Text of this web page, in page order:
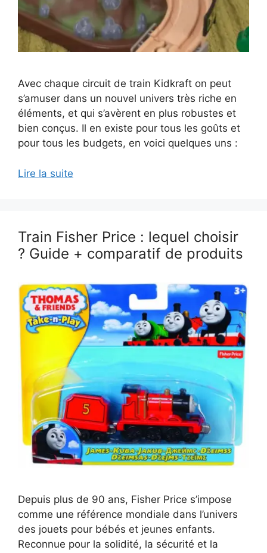
Avec chaque circuit de train Kidkraft on peut
s’amuser dans un nouvel univers très riche en
éléments, et qui s’avèrent en plus robustes et
bien conçus. Il en existe pour tous les goûts et
pour tous les budgets, en voici quelques uns :
Lire la suite
Train Fisher Price : lequel choisir
? Guide + comparatif de produits
Depuis plus de 90 ans, Fisher Price s’impose
comme une référence mondiale dans l’univers
des jouets pour bébés et jeunes enfants.
Reconnue pour la solidité, la sécurité et la